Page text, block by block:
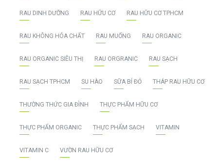
RAU DINH DƯỠNG RAU HỮU CƠ RAU HỮU CƠ TPHCM
RAU KHÔNG HÓA CHẤT RAU MUỐNG RAU ORGANIC
RAU ORGANIC SIÊU THỊ RAU ORGRANIC RAU SẠCH
RAU SẠCH TPHCM SU HÀO SỮA BÍ ĐỎ THÁP RAU HỮU CƠ
THƯỜNG THỨC GIA ĐÌNH THỰC PHẨM HỮU CƠ
THỰC PHẨM ORGANIC THỰC PHẨM SẠCH VITAMIN
VITAMIN C VƯỜN RAU HỮU CƠ